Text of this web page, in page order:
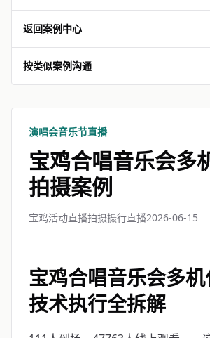
返回案例中心
按类似案例沟通
演唱会音乐节直播
宝鸡合唱音乐会多
拍摄案例
宝鸡活动直播拍摄摄行直播2026-06-15
宝鸡合唱音乐会多机
技术执行全拆解